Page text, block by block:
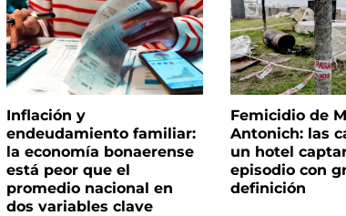
Inflación y
endeudamiento familiar:
la economía bonaerense
está peor que el
promedio nacional en
dos variables clave
Femicidio de
Antonich: las
un hotel
episodio con
definición